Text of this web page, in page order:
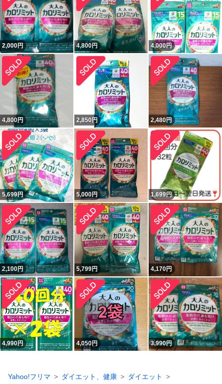
2,000円 4,800円 4,000円
4,800円 2,850 円 2,480円
5,699円 5,000円 1,699円
2,100円 5,799円 4,170円
4,990円 4,050円 3,990円
Yahoo!フリマ ダイエット、健康
ダイエット